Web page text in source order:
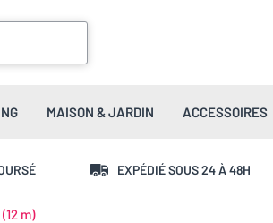
MAISON & JARDIN ACCESSOIRES
EXPÉDIÉ SOUS 24 À 48H
m)